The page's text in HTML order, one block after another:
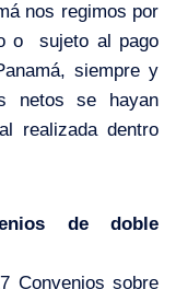
nos regimos por
o sujeto al pago
siempre y
netos se hayan
realizada dentro
de doble
Convenios sobre